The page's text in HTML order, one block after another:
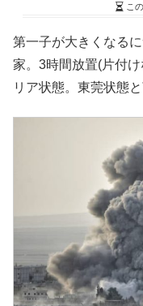
こ
第一子が大きくなる
家。3時間放置(片付
リア状態。東莞状態